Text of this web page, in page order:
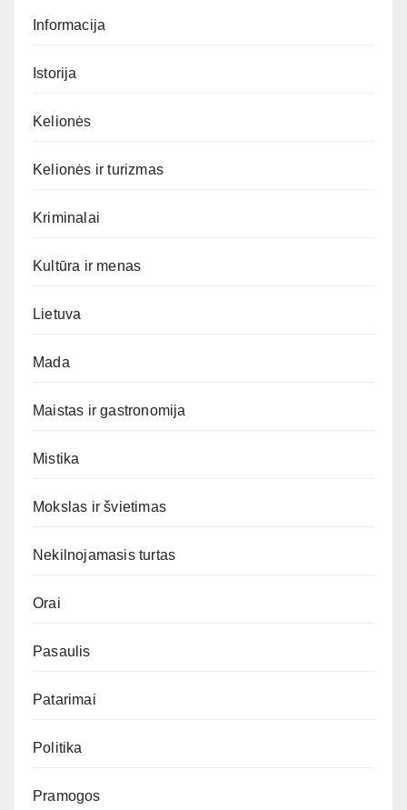
Informacija
Istorija
Kelionės
Kelionės ir turizmas
Kriminalai
Kultūra ir menas
Lietuva
Mada
Maistas ir gastronomija
Mistika
Mokslas ir švietimas
Nekilnojamasis turtas
Orai
Pasaulis
Patarimai
Politika
Pramogos